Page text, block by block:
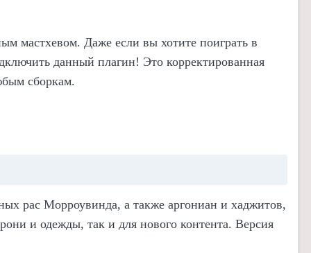
мастхевом. Даже если вы хотите поиграть в
данный плагин! Это корректированная
сборкам.
рас Морроувинда, а также аргониан и хаджитов,
и одежды, так и для нового контента. Версия